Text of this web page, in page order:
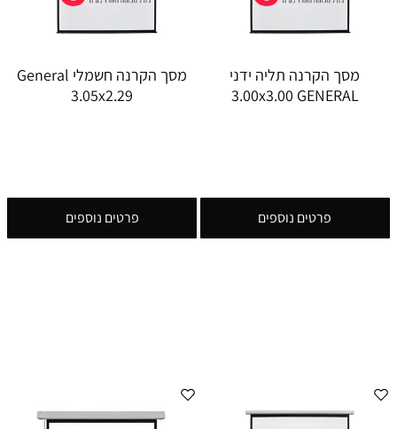
מסך הקרנה תליה ידני
3.00x3.00 GENERAL
פרטים נוספים
מסך הקרנה חשמלי General
3.05x2.29
פרטים נוספים